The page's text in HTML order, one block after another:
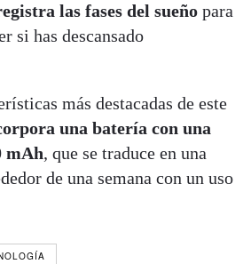
las fases del sueño para
si has descansado
más destacadas de este
una batería con una
mAh, que se traduce en una
de una semana con un uso